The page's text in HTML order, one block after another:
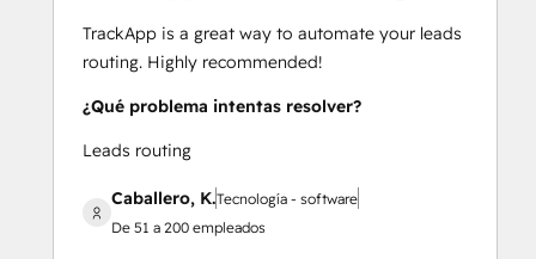
TrackApp is a great way to automate your leads
routing. Highly recommended!
¿Qué problema intentas resolver?
Leads routing
Caballero, K.Tecnología - software
De 51 a 200 empleados